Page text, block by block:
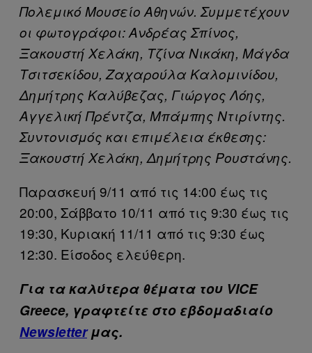
Πολεμικό Μουσείο Αθηνών. Συμμετέχουν
οι φωτογράφοι: Ανδρέας Σπίνος,
Ξακουστή Χελάκη, Τζίνα Νικάκη, Μάγδα
Τσιτσεκίδου, Ζαχαρούλα Καλομινίδου,
Δημήτρης Καλύβεζας, Γιώργος Λόης,
Αγγελική Πρέντζα, Μπάμπης Ντιρίντης.
Συντονισμός και επιμέλεια έκθεσης:
Ξακουστή Χελάκη, Δημήτρης Ρουστάνης.
Παρασκευή 9/11 από τις 14:00 έως τις
20:00, Σάββατο 10/11 από τις 9:30 έως τις
19:30, Κυριακή 11/11 από τις 9:30 έως
12:30. Είσοδος ελεύθερη.
Για τα καλύτερα θέματα του VICE
Greece, γραφτείτε στο εβδομαδιαίο
Newsletterμας.